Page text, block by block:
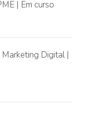
| Em curso
Digital |